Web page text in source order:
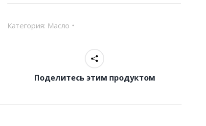
Категория: Масло
Поделитесь этим продуктом